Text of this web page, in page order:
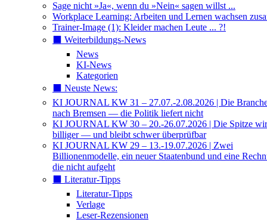
Sage nicht »Ja«, wenn du »Nein« sagen willst ...
Workplace Learning: Arbeiten und Lernen wachsen
Trainer-Image (1): Kleider machen Leute ... ?!
⬛️ Weiterbildungs-News
News
KI-News
Kategorien
⬛️ Neuste News:
KI JOURNAL KW 31 – 27.07.-2.08.2026 | Die
nach Bremsen — die Politik liefert nicht
KI JOURNAL KW 30 – 20.-26.07.2026 | Die Spitze
billiger — und bleibt schwer überprüfbar
KI JOURNAL KW 29 – 13.-19.07.2026 | Zwei
Billionenmodelle, ein neuer Staatenbund und eine
die nicht aufgeht
⬛️ Literatur-Tipps
Literatur-Tipps
Verlage
Leser-Rezensionen